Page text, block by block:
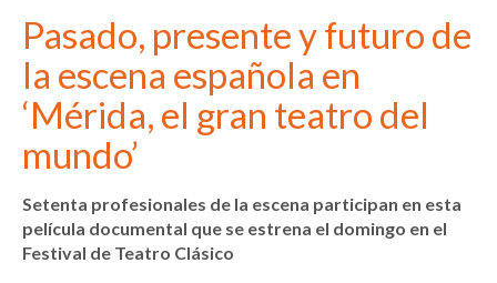
Pasado, presente y futuro de
la escena española en
‘Mérida, el gran teatro del
mundo’
Setenta profesionales de la escena participan en esta
película documental que se estrena el domingo en el
Festival de Teatro Clásico